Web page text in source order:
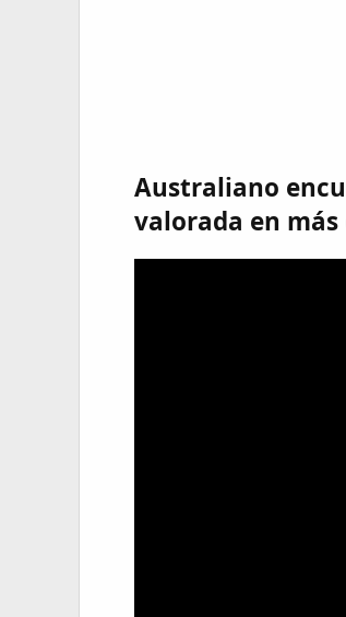
Australiano
valorada en más